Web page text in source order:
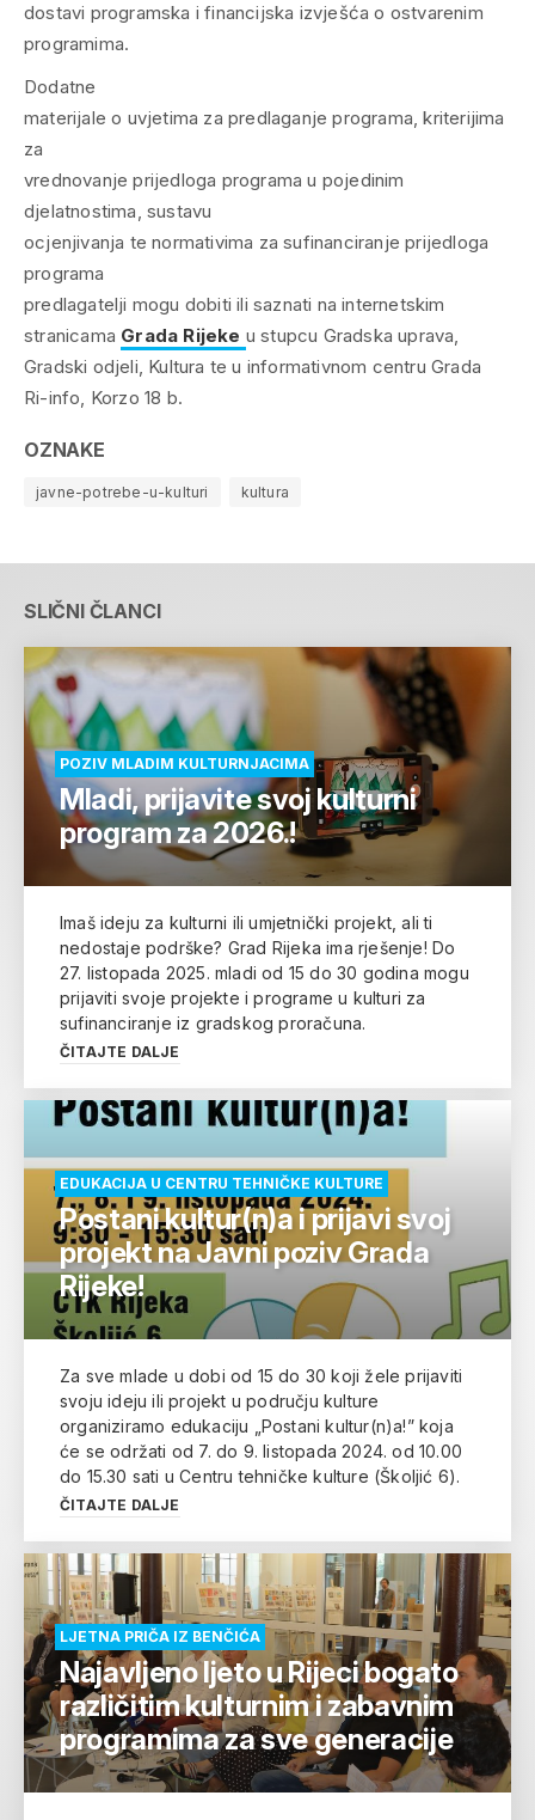
dostavi programska i financijska izvješća o ostvarenim
programima.
Dodatne
materijale o uvjetima za predlaganje programa, kriterijima
za
vrednovanje prijedloga programa u pojedinim
djelatnostima, sustavu
ocjenjivanja te normativima za sufinanciranje prijedloga
programa
predlagatelji mogu dobiti ili saznati na internetskim
stranicama Grada Rijeke u stupcu Gradska uprava,
Gradski odjeli, Kultura te u informativnom centru Grada
Ri-info, Korzo 18 b.
OZNAKE
javne-potrebe-u-kulturi kultura
SLIČNI ČLANCI
POZIV MLADIM KULTURNJACIMA
Mladi, prijavite svoj kulturni
program za 2026.!
Imaš ideju za kulturni ili umjetnički projekt, ali ti
nedostaje podrške? Grad Rijeka ima rješenje! Do
27. listopada 2025. mladi od 15 do 30 godina mogu
prijaviti svoje projekte i programe u kulturi za
sufinanciranje iz gradskog proračuna.
ČITAJTE DALJE
EDUKACIJA U CENTRU TEHNIČKE KULTURE
Postani kultur(n)a i prijavi svoj
projekt na Javni poziv Grada
Rijeke!
Za sve mlade u dobi od 15 do 30 koji žele prijaviti
svoju ideju ili projekt u području kulture
organiziramo edukaciju „Postani kultur(n)a!” koja
će se održati od 7. do 9. listopada 2024. od 10.00
do 15.30 sati u Centru tehničke kulture (Školjić 6).
ČITAJTE DALJE
LJETNA PRIČA IZ BENČIĆA
Najavljeno ljeto u Rijeci bogato
različitim kulturnim i zabavnim
programima za sve generacije